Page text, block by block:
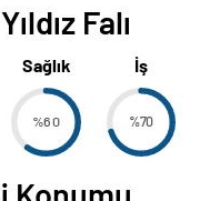
Falı
Sağlık
%60
İş
%70